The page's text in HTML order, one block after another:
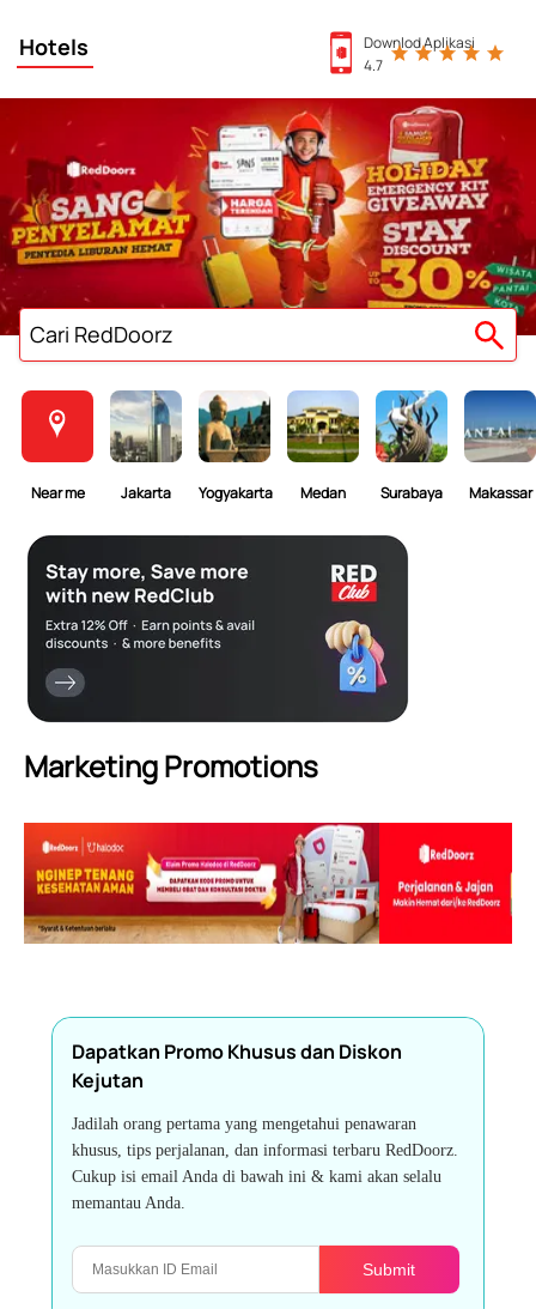
Hotels
Downlod Aplikasi
4.7
Cari RedDoorz
Near me Jakarta Yogyakarta Medan Surabaya Makassar
Marketing Promotions
Dapatkan Promo Khusus dan Diskon
Kejutan
Jadilah orang pertama yang mengetahui penawaran
khusus, tips perjalanan, dan informasi terbaru RedDoorz.
Cukup isi email Anda di bawah ini & kami akan selalu
memantau Anda.
Submit